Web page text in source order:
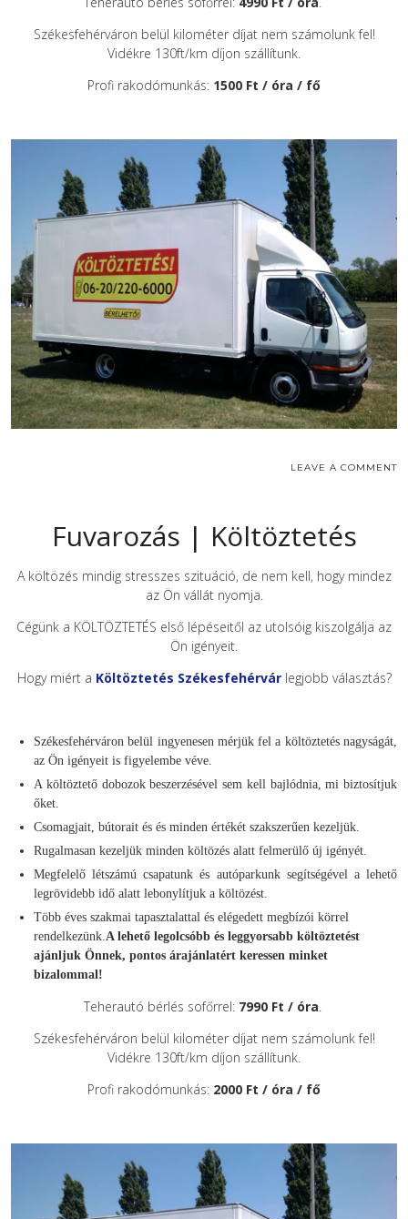
Székesfehérváron belül kilométer díjat nem számolunk fel!
Vidékre 130ft/km díjon szállítunk.
Profi rakodómunkás: 1500 Ft / óra / fő
LEAVE A COMMENT
Fuvarozás | Költöztetés
A költözés mindig stresszes szituáció, de nem kell, hogy mindez
az Ön vállát nyomja.
Cégünk a KÖLTÖZTETÉS első lépéseitől az utolsóig kiszolgálja az
Ön igényeit.
Hogy miért a Költöztetés Székesfehérvárlegjobb választás?
Székesfehérváron belül ingyenesen mérjük fel a költöztetés nagyságát,
az Ön igényeit is figyelembe véve.
A költöztető dobozok beszerzésével sem kell bajlódnia, mi biztosítjuk
őket.
Csomagjait, bútorait és és minden értékét szakszerűen kezeljük.
Rugalmasan kezeljük minden költözés alatt felmerülő új igényét.
Megfelelő létszámú csapatunk és autóparkunk segítségével a lehető
legrövidebb idő alatt lebonylítjuk a költözést.
Több éves szakmai tapasztalattal és elégedett megbízói körrel
rendelkezünk. A lehető legolcsóbb és leggyorsabb költöztetést
ajánljuk Önnek, pontos árajánlatért keressen minket
bizalommal!
Teherautó bérlés sofőrrel: 7990 Ft / óra.
Székesfehérváron belül kilométer díjat nem számolunk fel!
Vidékre 130ft/km díjon szállítunk.
Profi rakodómunkás: 2000 Ft / óra / fő